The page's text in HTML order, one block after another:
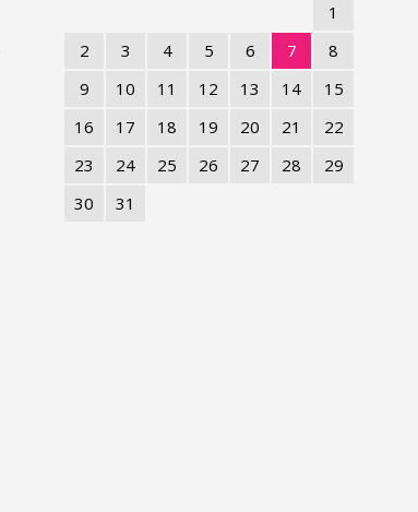
1
2
3 4 5 6 7
8
9
10 11 12 13 14
15
16
17 18 19 20 21
22
23
24 25 26 27 28
29
30
31